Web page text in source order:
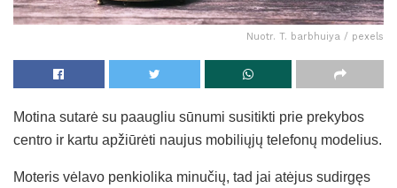
Nuotr. T. barbhuiya / pexels
Motina sutarė su paaugliu sūnumi susitikti prie prekybos
centro ir kartu apžiūrėti naujus mobiliųjų telefonų modelius.
Moteris vėlavo penkiolika minučių, tad jai atėjus sudirgęs